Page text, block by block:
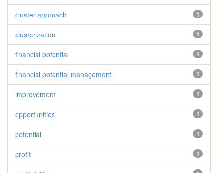
1
cluster approach
1
clusterization
1
financial potential
1
financial potential management
1
improvement
1
opportunities
1
potential
1
profit